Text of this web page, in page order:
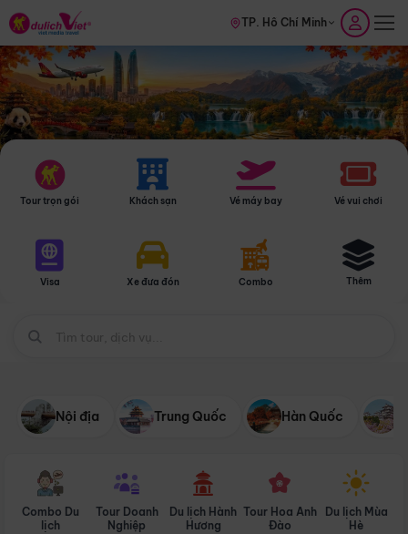
TP. Hồ Chí Minh
Tour trọn gói Khách sạn Vé máy bay Vé vui chơi
Visa Xe đưa đón Combo Thêm
Nội địa Trung Quốc Hàn Quốc
Combo Du
lịch
Tour Doanh
Nghiệp
Du lịch Hành
Hương
Tour Hoa Anh
Đào
Du lịch Mùa
Hè